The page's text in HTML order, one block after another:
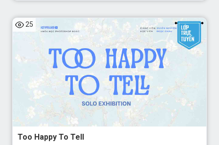
25
Too Happy To Tell